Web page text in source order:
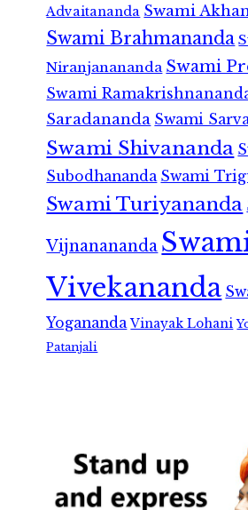
Advaitananda Swami
Swami Brahmananda
Niranjanananda Swami
Swami
Saradananda Swami
Swami Shivananda
Subodhananda Swami
Swami Turiyananda
Vijnanananda
Vivekananda
Yogananda Vinayak Lohani
Patanjali